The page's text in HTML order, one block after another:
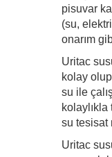
pisuvar
(su,
onarım
Uritac
kolay
su ile
kolaylıkla
su tesisat
Uritac